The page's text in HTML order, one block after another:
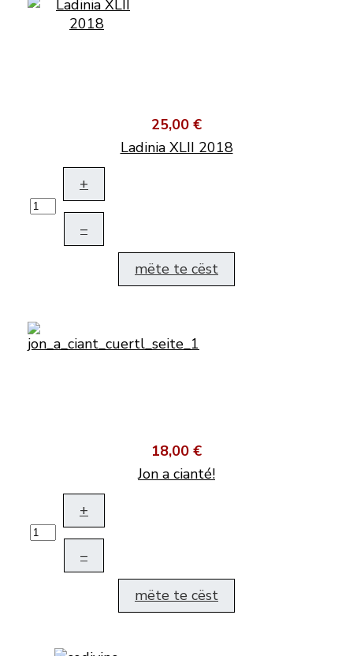
25,00 €
Ladinia XLII 2018
+
–
mëte te cëst
18,00 €
Jon a cianté!
+
–
mëte te cëst